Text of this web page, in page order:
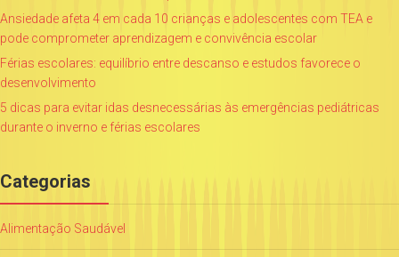
Ansiedade afeta 4 em cada 10 crianças e adolescentes com TEA e
pode comprometer aprendizagem e convivência escolar
Férias escolares: equilíbrio entre descanso e estudos favorece o
desenvolvimento
5 dicas para evitar idas desnecessárias às emergências pediátricas
durante o inverno e férias escolares
Categorias
Alimentação Saudável